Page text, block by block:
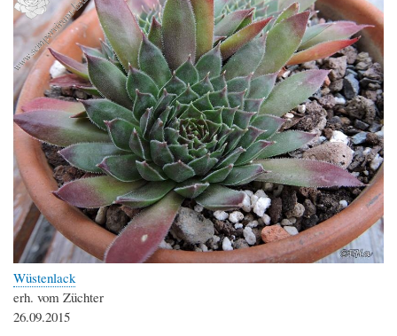
Wüstenlack
erh. vom Züchter
26.09.2015